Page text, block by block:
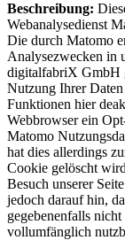
Beschreibung:
Webanalysedienst
Die durch Matomo
Analysezwecken in
digitalfabriX GmbH
Nutzung Ihrer
Funktionen hier
Webbrowser ein
Matomo
hat dies allerdings
Cookie gelöscht
Besuch unserer
jedoch darauf hin,
gegebenenfalls
vollumfänglich